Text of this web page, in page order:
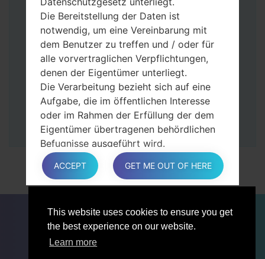
This website uses cookies to ensure you get
the best experience on our website.
Learn more
Dann schließen Sie das Telefon an den PC
an, das Programm Odin erkennt Ihr Gerät
und „COM port number“ wird auf dem
Bildschirm angezeigt.
Geben Sie nur die „F. Reset”-Zeit und
„Auto-Rebot“ an.
Zum Schluss klicken Sie „Start“-Taste auf.
Ihr Gerät wird neu gestartet und von PC
getrennt.
Die Bereitstellung der Daten ist
notwendig, um eine Vereinbarung mit
dem Benutzer zu treffen und / oder für
alle vorvertraglichen Verpflichtungen,
denen der Eigentümer unterliegt.
Die Verarbeitung bezieht sich auf eine
Aufgabe, die im öffentlichen Interesse
oder im Rahmen der Erfüllung der dem
Eigentümer übertragenen behördlichen
Befugnisse ausgeführt wird.
Die Verarbeitung ist für berechtigte
Interessen des Eigentümers oder eines
Dritten erforderlich.
bei der Erläuterung des für die
Verarbeitung geltenden rechtlichen
Rahmens und insbesondere, ob die
ACCEPT GET ME OUT OF HERE